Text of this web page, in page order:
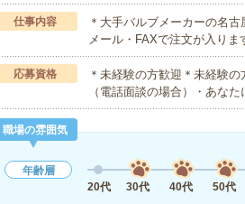
仕事内容
＊大手バルブメーカーの名
メール・FAXで注文が入り
応募資格
＊未経験の方歓迎＊未経験
（電話面談の場合）・あな
職場の雰囲気
年齢層
20代
30代 40代 50代